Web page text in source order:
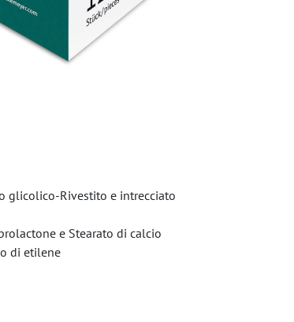
glicolico-Rivestito e intrecciato
e Stearato di calcio
di etilene